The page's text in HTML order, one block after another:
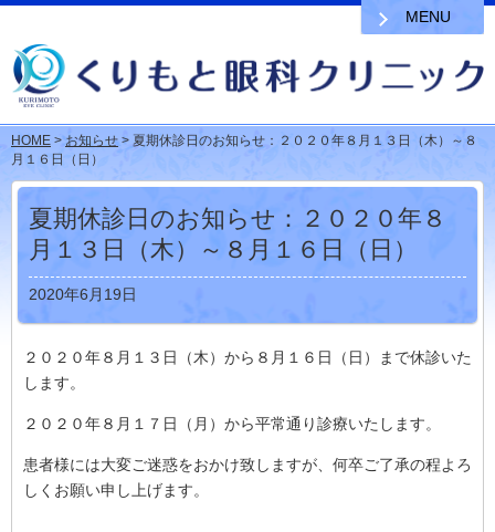
HOME >お知らせ > 夏期休診日のお知らせ：２０２０年８月１３日（木）～８
月１６日（日）
夏期休診日のお知らせ：２０２０年８
月１３日（木）～８月１６日（日）
2020年6月19日
２０２０年８月１３日（木）から８月１６日（日）まで休診いた
します。
２０２０年８月１７日（月）から平常通り診療いたします。
患者様には大変ご迷惑をおかけ致しますが、何卒ご了承の程よろ
しくお願い申し上げます。
MENU